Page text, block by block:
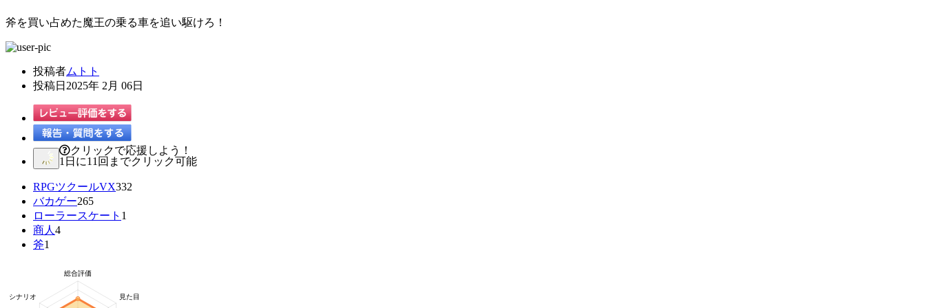
斧を買い占めた魔王の乗る車を追い駆けろ！
投稿者ムトト
投稿日 2025年 2月 06日
クリックで応援しよう！
1日に11回までクリック可能
RPGツクールVX332
バカゲー265
ローラースケート 1
商人 4
斧1